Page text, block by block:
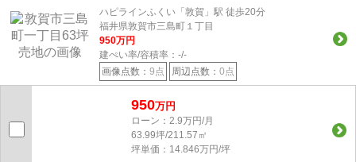
ハピラインふくい「敦賀」駅 徒歩20分
福井県敦賀市三島町１丁目
950万円
建ぺい率/容積率： -/-
画像点数： 9点 周辺点数： 0点
950万円
ローン：2.9万円/月
63.99坪/211.57㎡
坪単価：14.846万円/坪